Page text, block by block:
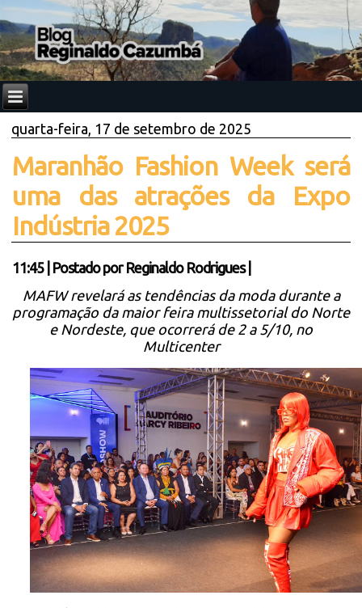
quarta-feira, 17 de setembro de 2025
Maranhão Fashion Week será
uma das atrações da Expo
Indústria 2025
11:45| Postado por Reginaldo Rodrigues
MAFW revelará as tendências da moda durante a
programação da maior feira multissetorial do Norte
e Nordeste, que ocorrerá de 2 a 5/10, no
Multicenter